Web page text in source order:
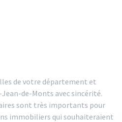
de votre département et
de-Monts avec sincérité.
sont très importants pour
immobiliers qui souhaiteraient